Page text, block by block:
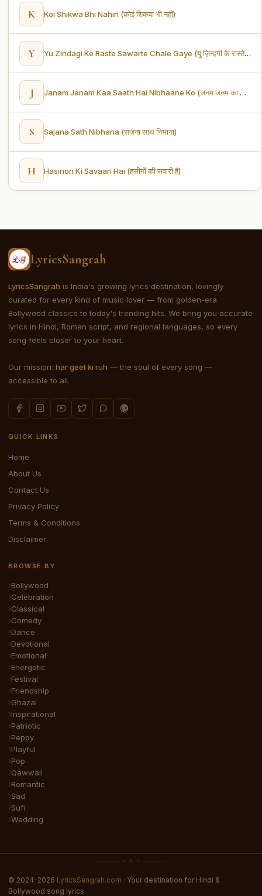
K Koi Shikwa Bhi Nahin (कोई शिकवा भी नहीं)
Y Yu Zindagi Ke Raste Sawarte Chale Gaye (यु ज़िन्दगी के रास्ते सवरते चले गये)
J Janam Janam Kaa Saath Hai Nibhaane Ko (जनम जनम का साथ हैं निभाने को)
S Sajana Sath Nibhana (सजना साथ निभाना)
H Hasinon Ki Savaari Hai (हसीनों की सवारी है)
LyricsSangrah
LyricsSangrah is India's growing lyrics destination, lovingly
curated for every kind of music lover — from golden-era
Bollywood classics to today's trending hits. We bring you accurate
lyrics in Hindi, Roman script, and regional languages, so every
song feels closer to your heart.
Our mission: har geet ki ruh — the soul of every song —
accessible to all.
QUICK LINKS
Home
About Us
Contact Us
Privacy Policy
Terms & Conditions
Disclaimer
BROWSE BY
Bollywood
Celebration
Classical
Comedy
Dance
Devotional
Emotional
Energetic
Festival
Friendship
Ghazal
Inspirational
Patriotic
Peppy
Playful
Pop
Qawwali
Romantic
Sad
Sufi
Wedding
© 2024-2026 LyricsSangrah.com · Your destination for Hindi &
Bollywood song lyrics.